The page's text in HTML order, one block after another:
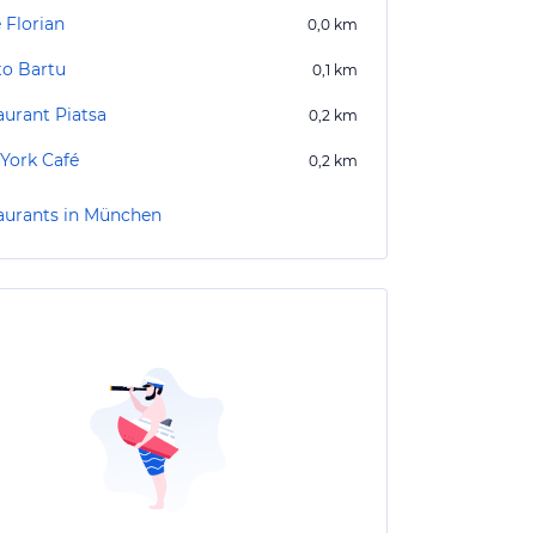
Florian 0,0 km
Bartu 0,1 km
Piatsa 0,2 km
Café 0,2 km
in München